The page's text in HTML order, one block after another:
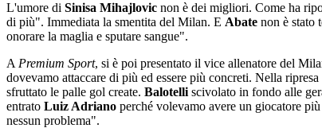
L'umore di Sinisa Mihajlovic non è dei migliori. Come ha
di più". Immediata la smentita del Milan. E Abate non è stato
onorare la maglia e sputare sangue".
A Premium Sport, si è poi presentato il vice allenatore del
dovevamo attaccare di più ed essere più concreti. Nella
sfruttato le palle gol create. Balotelli scivolato in fondo alle
entrato Luiz Adriano perché volevamo avere un giocatore
nessun problema".